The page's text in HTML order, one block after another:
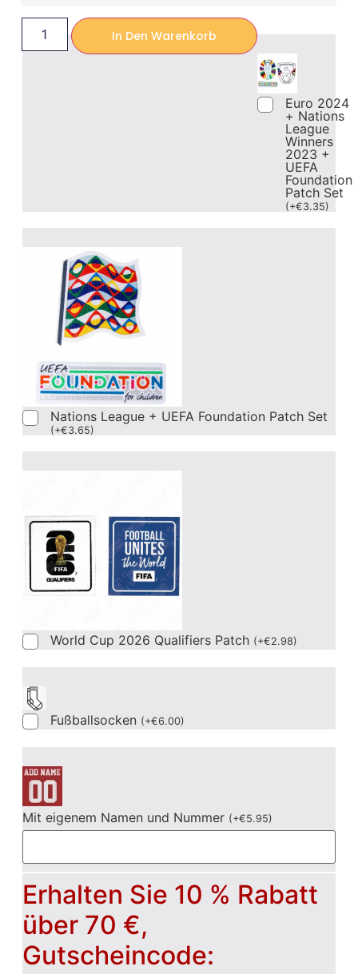
In Den Warenkorb
Euro 2024
+ Nations
League
Winners
2023 +
UEFA
Foundation
Patch Set
(+€3.35)
Nations League + UEFA Foundation Patch Set
(+€3.65)
World Cup 2026 Qualifiers Patch (+€2.98)
Fußballsocken (+€6.00)
Mit eigenem Namen und Nummer (+€5.95)
Erhalten Sie 10 % Rabatt
über 70 €,
Gutscheincode: